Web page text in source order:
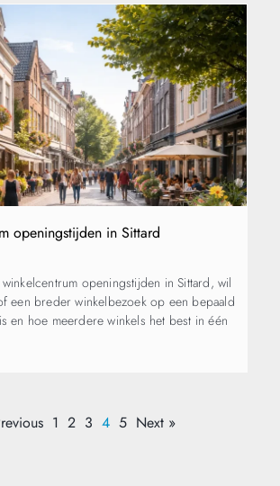
openingstijden in Sittard
openingstijden in Sittard, wil
een breder winkelbezoek op een bepaald
en hoe meerdere winkels het best in één
1 2 3 4 5 Next »